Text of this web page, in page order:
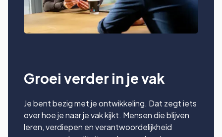
Groei verder in je vak
Je bent bezig met je ontwikkeling. Dat zegt iets
over hoe je naar je vak kijkt. Mensen die blijven
leren, verdiepen en verantwoordelijkheid